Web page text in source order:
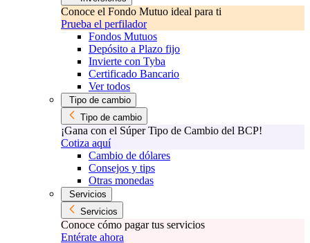
Conoce el Fondo Mutuo ideal para ti
Prueba el perfilador
Fondos Mutuos
Depósito a Plazo fijo
Invierte con Tyba
Certificado Bancario
Ver todos
Tipo de cambio
Tipo de cambio
¡Gana con el Súper Tipo de Cambio del BCP!
Cotiza aquí
Cambio de dólares
Consejos y tips
Otras monedas
Servicios
Servicios
Conoce cómo pagar tus servicios
Entérate ahora